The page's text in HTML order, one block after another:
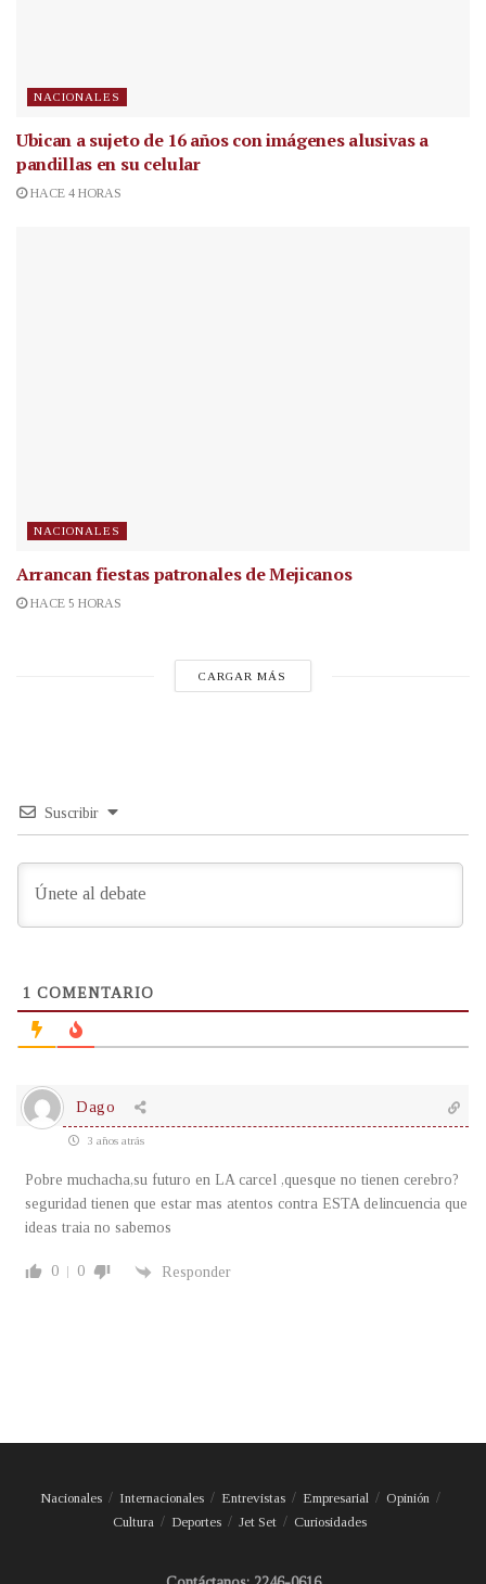
NACIONALES
Ubican a sujeto de 16 años con imágenes alusivas a
pandillas en su celular
HACE 4 HORAS
NACIONALES
Arrancan fiestas patronales de Mejicanos
HACE 5 HORAS
CARGAR MÁS
Suscribir
1 COMENTARIO
Dago
3 años atrás
Pobre muchacha,su futuro en LA carcel ,quesque no tienen cerebro?
seguridad tienen que estar mas atentos contra ESTA delincuencia que
ideas traia no sabemos
0 0 Responder
Nacionales Internacionales Entrevistas Empresarial
Opinión
Cultura
Deportes Jet Set Curiosidades